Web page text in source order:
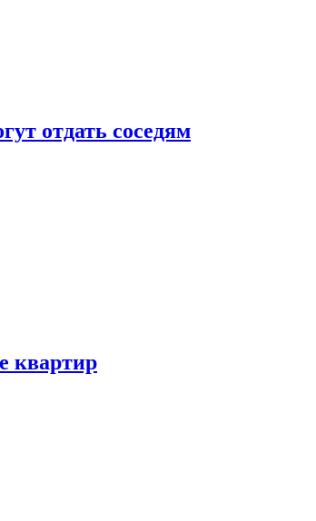
отдать соседям
квартир